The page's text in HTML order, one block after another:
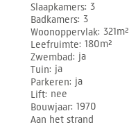
Slaapkamers 3
Badkamers 3
Woonoppervlak 321m²
Leefruimte 180m²
Zwembad ja
Tuin ja
Parkeren ja
Lift nee
Bouwjaar 1970
Aan het strand